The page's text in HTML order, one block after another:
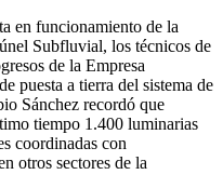
en funcionamiento de la
Subfluvial, los técnicos de
de la Empresa
puesta a tierra del sistema de
Sánchez recordó que
tiempo 1.400 luminarias
coordinadas con
otros sectores de la